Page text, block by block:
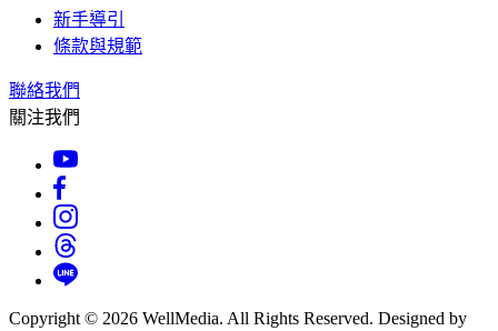
新手導引
條款與規範
聯絡我們
關注我們
Copyright © 2026 WellMedia. All Rights Reserved. Designed by